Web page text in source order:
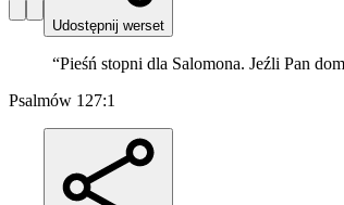
Udostępnij werset
“Pieśń stopni dla Salomona. Jeźli Pan
Psalmów 127:1